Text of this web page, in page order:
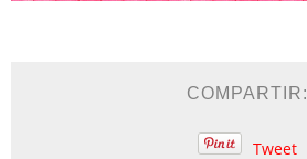
COMPARTIR:
Tweet